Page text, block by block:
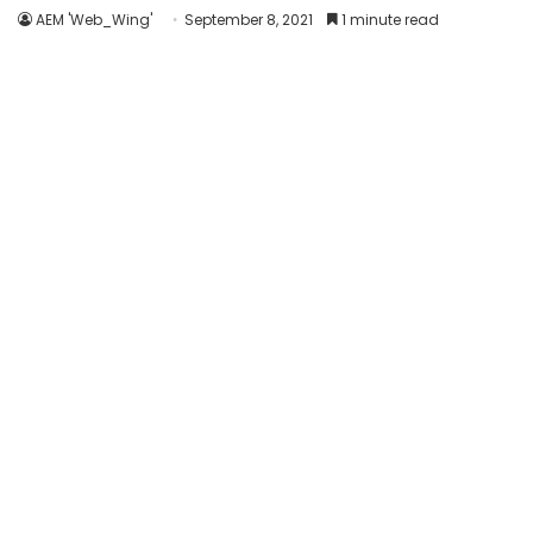
AEM 'Web_Wing' September 8, 2021 1 minute read